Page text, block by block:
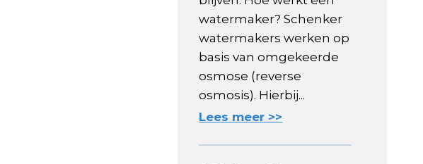
watermaker? Schenker
watermakers werken op
basis van omgekeerde
osmose (reverse
osmosis). Hierbij...
Lees meer >>